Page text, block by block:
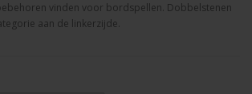
vinden voor bordspellen. Dobbelstenen
aan de linkerzijde.